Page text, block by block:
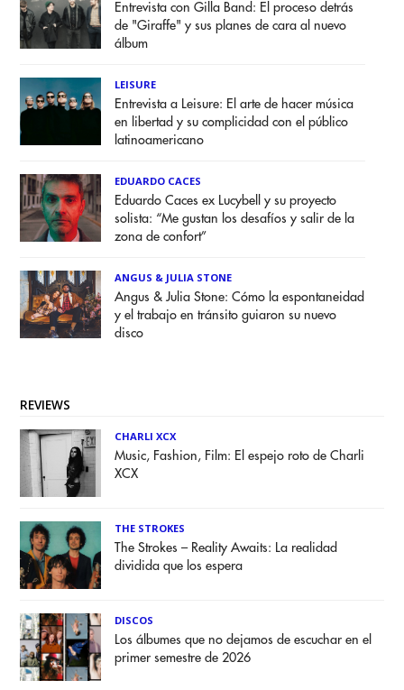
Entrevista con Gilla Band: El proceso detrás
de "Giraffe" y sus planes de cara al nuevo
álbum
LEISURE
Entrevista a Leisure: El arte de hacer música
en libertad y su complicidad con el público
latinoamericano
EDUARDO CACES
Eduardo Caces ex Lucybell y su proyecto
solista: “Me gustan los desafíos y salir de la
zona de confort”
ANGUS & JULIA STONE
Angus & Julia Stone: Cómo la espontaneidad
y el trabajo en tránsito guiaron su nuevo
disco
REVIEWS
CHARLI XCX
Music, Fashion, Film: El espejo roto de Charli
XCX
THE STROKES
The Strokes – Reality Awaits: La realidad
dividida que los espera
DISCOS
Los álbumes que no dejamos de escuchar en el
primer semestre de 2026